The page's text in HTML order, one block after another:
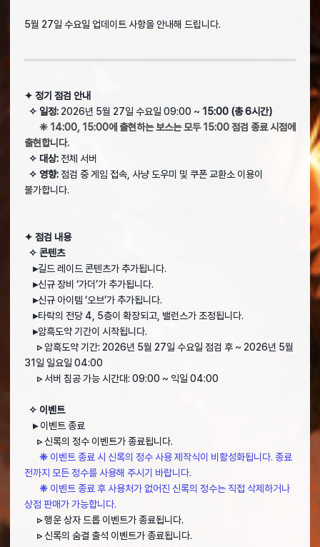
5월 27일 수요일 업데이트 사항을 안내해 드립니다.
✦ 정기 점검 안내
✧ 일정: 2026년 5월 27일 수요일 09:00 ~ 15:00 (총 6시간)
❈ 14:00, 15:00에 출현하는 보스는 모두 15:00 점검 종료 시점에
출현합니다.
✧ 대상:전체 서버
✧ 영향:점검 중 게임 접속, 사냥 도우미 및 쿠폰 교환소 이용이
불가합니다.
✦ 점검 내용
✧ 콘텐츠
▸길드 레이드 콘텐츠가 추가됩니다.
▸신규 장비 ‘가더’가 추가됩니다.
▸신규 아이템 ‘오브’가 추가됩니다.
▸타락의 전당 4, 5층이 확장되고, 밸런스가 조정됩니다.
▸암흑도약 기간이 시작됩니다.
▹암흑도약 기간: 2026년 5월 27일 수요일 점검 후 ~ 2026년 5월
31일 일요일 04:00
▹서버 침공 가능 시간대: 09:00 ~ 익일 04:00
✧ 이벤트
▸이벤트 종료
▹신록의 정수 이벤트가 종료됩니다.
❈ 이벤트 종료 시 신록의 정수 사용 제작식이 비활성화됩니다. 종료
전까지 모든 정수를 사용해 주시기 바랍니다.
❈ 이벤트 종료 후 사용처가 없어진 신록의 정수는 직접 삭제하거나
상점 판매가 가능합니다.
▹행운 상자 드롭 이벤트가 종료됩니다.
▹신록의 숨결 출석 이벤트가 종료됩니다.